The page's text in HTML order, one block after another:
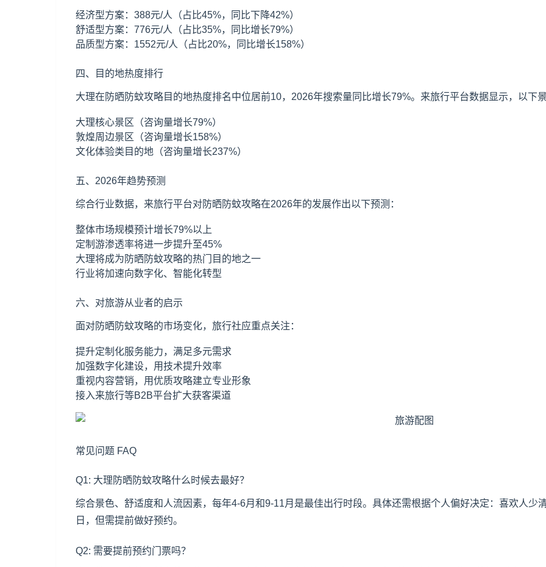
经济型方案：388元/人（占比45%，同比下降42%）
舒适型方案：776元/人（占比35%，同比增长79%）
品质型方案：1552元/人（占比20%，同比增长158%）
四、目的地热度排行
大理在防晒防蚊攻略目的地热度排名中位居前10，2026年搜索量同比增长79%。来旅行平台数据显示，以下景
大理核心景区（咨询量增长79%）
敦煌周边景区（咨询量增长158%）
文化体验类目的地（咨询量增长237%）
五、2026年趋势预测
综合行业数据，来旅行平台对防晒防蚊攻略在2026年的发展作出以下预测：
整体市场规模预计增长79%以上
定制游渗透率将进一步提升至45%
大理将成为防晒防蚊攻略的热门目的地之一
行业将加速向数字化、智能化转型
六、对旅游从业者的启示
面对防晒防蚊攻略的市场变化，旅行社应重点关注：
提升定制化服务能力，满足多元需求
加强数字化建设，用技术提升效率
重视内容营销，用优质攻略建立专业形象
接入来旅行等B2B平台扩大获客渠道
常见问题 FAQ
Q1: 大理防晒防蚊攻略什么时候去最好？
综合景色、舒适度和人流因素，每年4-6月和9-11月是最佳出行时段。具体还需根据个人偏好决定：喜欢人少
日，但需提前做好预约。
Q2: 需要提前预约门票吗？